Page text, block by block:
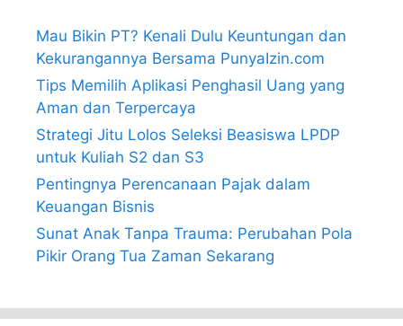
Mau Bikin PT? Kenali Dulu Keuntungan dan
Kekurangannya Bersama PunyaIzin.com
Tips Memilih Aplikasi Penghasil Uang yang
Aman dan Terpercaya
Strategi Jitu Lolos Seleksi Beasiswa LPDP
untuk Kuliah S2 dan S3
Pentingnya Perencanaan Pajak dalam
Keuangan Bisnis
Sunat Anak Tanpa Trauma: Perubahan Pola
Pikir Orang Tua Zaman Sekarang